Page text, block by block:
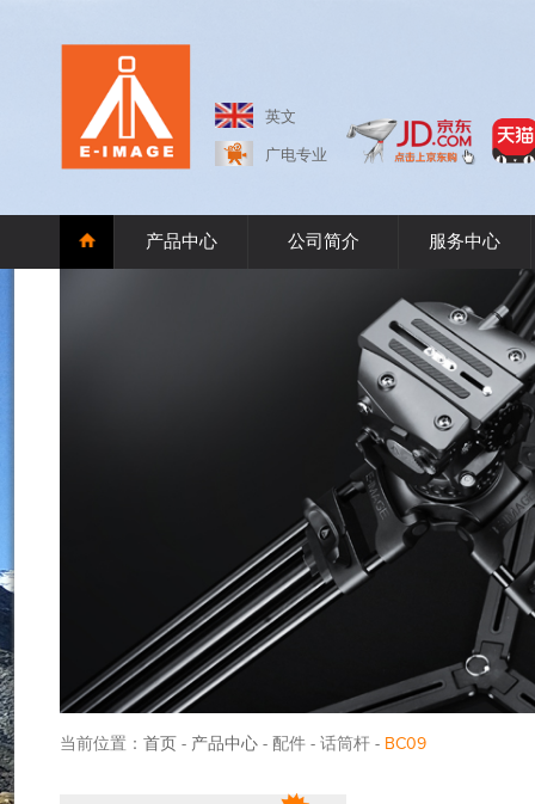
英文
广电专业
产品中心 公司简介 服务中心
当前位置： 首页 - 产品中心 - 配件 - 话筒杆 - BC09